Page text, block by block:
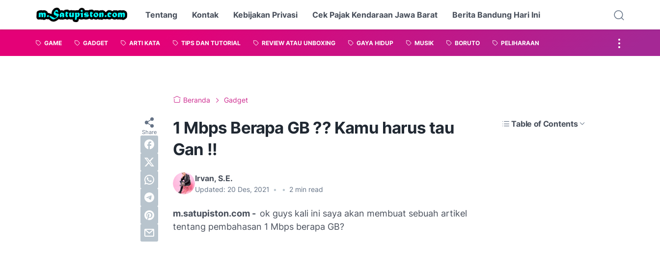
Tentang Kontak Kebijakan Privasi Cek Pajak Kendaraan Jawa Barat Berita Bandung Hari Ini
GAME GADGET ARTI KATA TIPS DAN TUTORIAL REVIEW ATAU UNBOXING GAYA HIDUP MUSIK BORUTO PELIHARAAN
Beranda Gadget
1 Mbps Berapa GB ?? Kamu harus tau
Gan !!
Irvan, S.E.
Updated: 20 Des, 2021 • • 2 min read
Table of Contents
m.satupiston.com - ok guys kali ini saya akan membuat sebuah artikel
tentang pembahasan 1 Mbps berapa GB?